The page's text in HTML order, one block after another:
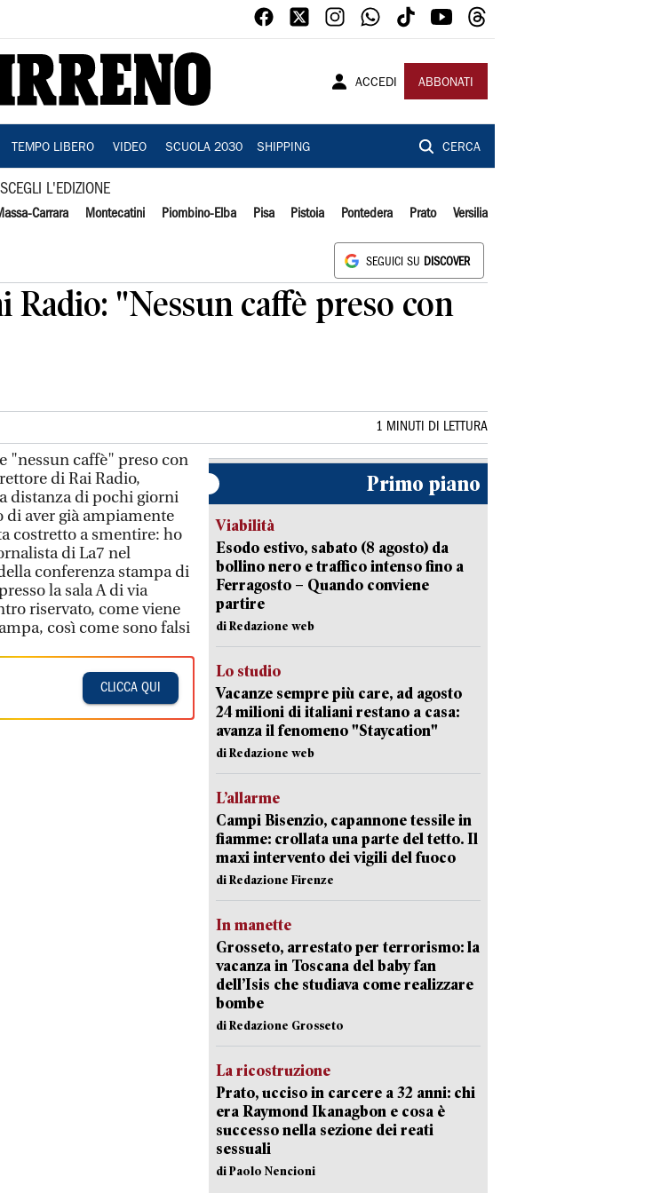
ACCEDI ABBONATI
TEMPO LIBERO VIDEO SCUOLA 2030 SHIPPING CERCA
SCEGLI L'EDIZIONE
Carrara Montecatini Piombino-Elba Pisa Pistoia Pontedera Prato Versilia
SEGUICI SU DISCOVER
"Nessun caffè preso con
1 MINUTI DI LETTURA
"nessun caffè" preso con
di Rai Radio,
distanza di pochi giorni
di aver già ampiamente
costretto a smentire: ho
di La7 nel
conferenza stampa di
la sala A di via
riservato, come viene
così come sono falsi
CLICCA QUI
Primo piano
Viabilità
Esodo estivo, sabato (8 agosto) da
bollino nero e traffico intenso fino a
Ferragosto – Quando conviene
partire
di Redazione web
Lo studio
Vacanze sempre più care, ad agosto
24 milioni di italiani restano a casa:
avanza il fenomeno "Staycation"
di Redazione web
L’allarme
Campi Bisenzio, capannone tessile in
fiamme: crollata una parte del tetto. Il
maxi intervento dei vigili del fuoco
di Redazione Firenze
In manette
Grosseto, arrestato per terrorismo: la
vacanza in Toscana del baby fan
dell’Isis che studiava come realizzare
bombe
di Redazione Grosseto
La ricostruzione
Prato, ucciso in carcere a 32 anni: chi
era Raymond Ikanagbon e cosa è
successo nella sezione dei reati
sessuali
di Paolo Nencioni